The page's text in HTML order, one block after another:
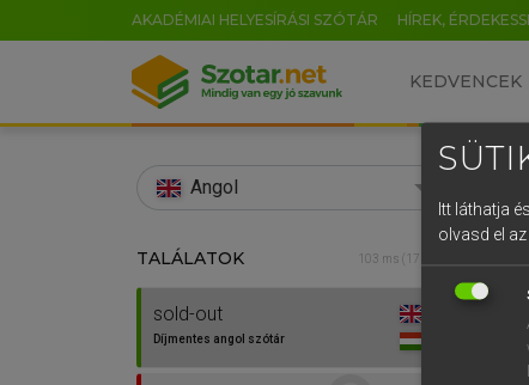
AKADÉMIAI HELYESÍRÁSI SZÓTÁR HÍREK,
KEDVENCEK
Angol
TALÁLATOK 103 ms (17 db)
sold-out
Díjmentes angol szótár
Itt láthatja
olvasd el az
EN
0